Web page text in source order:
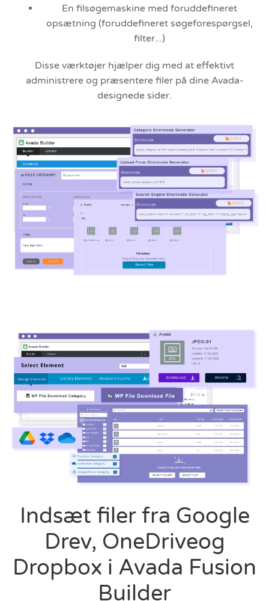
En filsøgemaskine med foruddefineret
opsætning (foruddefineret søgeforespørgsel,
filter...)
Disse værktøjer hjælper dig med at effektivt
administrere og præsentere filer på dine Avada-
designede sider.
Indsæt filer fra Google
Drev, OneDriveog
Dropbox i Avada Fusion
Builder